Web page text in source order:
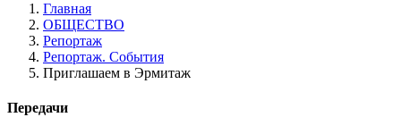
Главная
ОБЩЕСТВО
Репортаж
Репортаж. События
Приглашаем в Эрмитаж
Передачи